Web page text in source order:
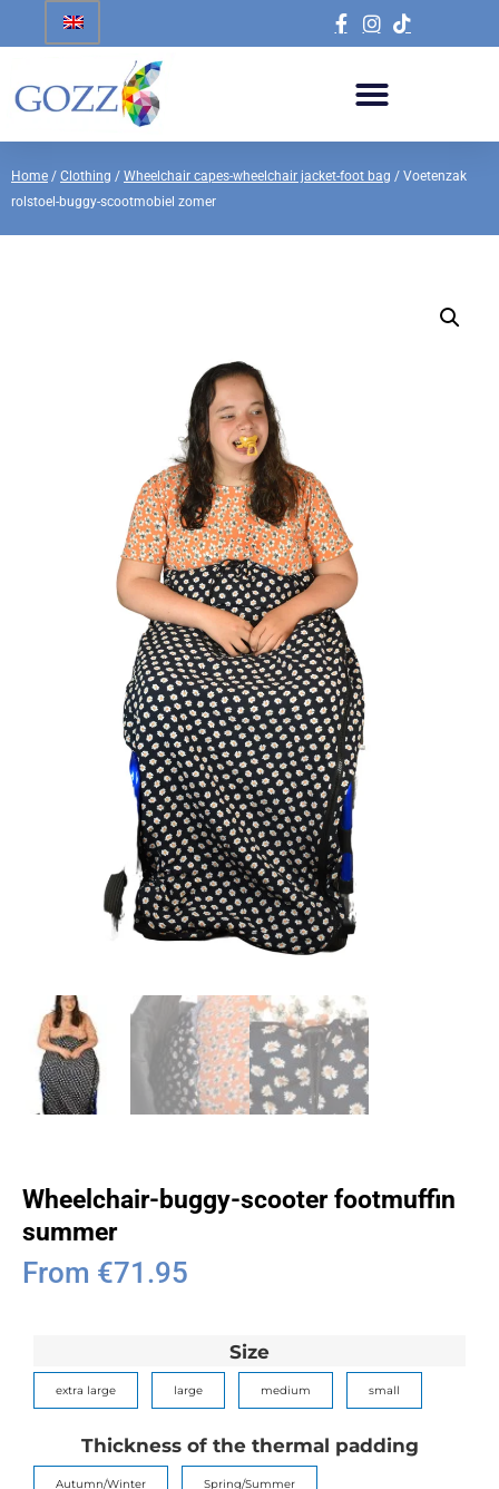
Home / Clothing / Wheelchair capes-wheelchair jacket-foot bag / Voetenzak
rolstoel-buggy-scootmobiel zomer
Wheelchair-buggy-scooter footmuffin
summer
From €71.95
Size
extra large large medium small
Thickness of the thermal padding
Autumn/Winter Spring/Summer